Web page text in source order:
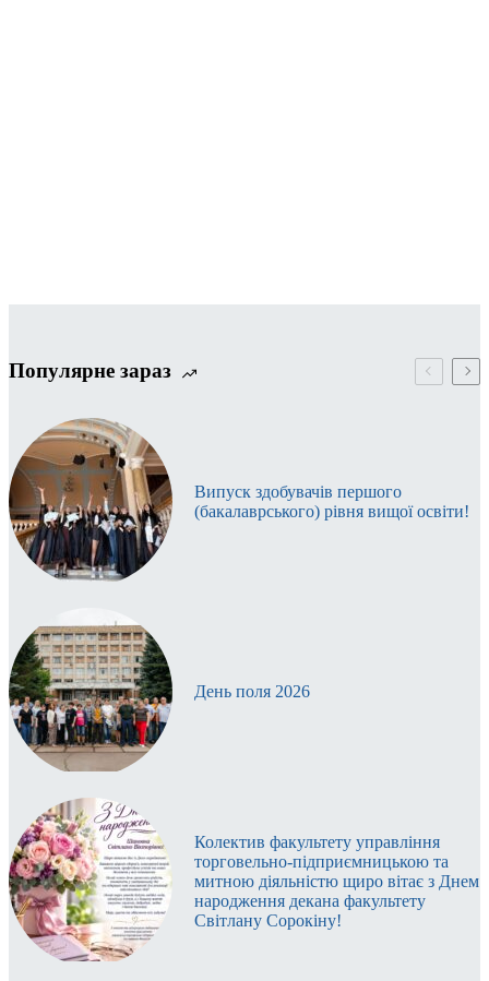
Популярне зараз
Випуск здобувачів першого
(бакалаврського) рівня вищої освіти!
День поля 2026
Колектив факультету управління
торговельно-підприємницькою та
митною діяльністю щиро вітає з Днем
народження декана факультету
Світлану Сорокіну!